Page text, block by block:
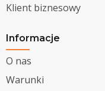
Klient biznesowy
Informacje
O nas
Warunki